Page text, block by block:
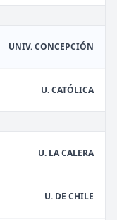
UNIV. CONCEPCIÓN
U. CATÓLICA
U. LA CALERA
U. DE CHILE